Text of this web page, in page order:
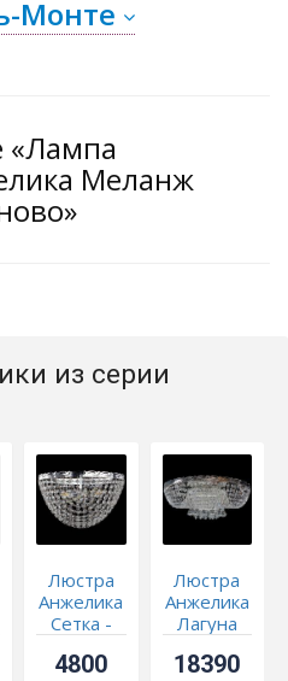
Монте
«Лампа
Меланж
из серии
Люстра
Анжелика
Сетка -
4800
Люстра
Анжелика
Лагуна
18390